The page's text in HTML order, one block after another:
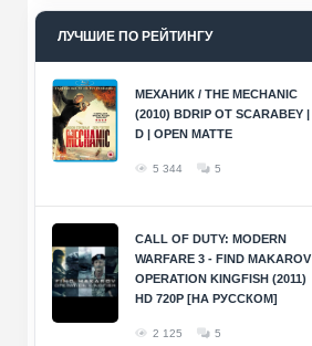
ЛУЧШИЕ ПО РЕЙТИНГУ
МЕХАНИК / THE MECHANIC
(2010) BDRIP ОТ SCARABEY |
D | OPEN MATTE
5 344 5
CALL OF DUTY: MODERN
WARFARE 3 - FIND MAKAROV
OPERATION KINGFISH (2011)
HD 720P [НА РУССКОМ]
2 125 5